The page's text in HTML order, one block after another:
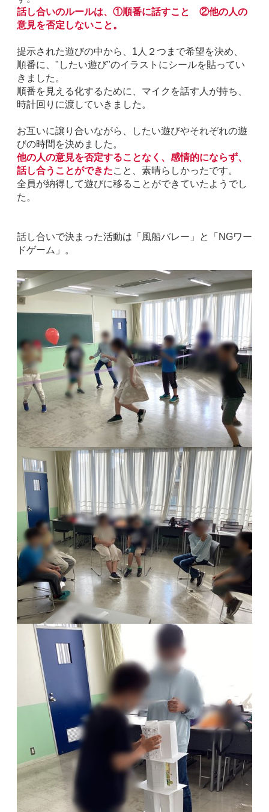
話し合いのルールは、①順番に話すこと ②他の人の
意見を否定しないこと。
提示された遊びの中から、1人２つまで希望を決め、
順番に、"したい遊び"のイラストにシールを貼ってい
きました。
順番を見える化するために、マイクを話す人が持ち、
時計回りに渡していきました。
お互いに譲り合いながら、したい遊びやそれぞれの遊
びの時間を決めました。
他の人の意見を否定することなく、感情的にならず、
話し合うことができたこと、素晴らしかったです。
全員が納得して遊びに移ることができていたようでし
た。
話し合いで決まった活動は「風船バレー」と「 NGワー
ドゲーム」。